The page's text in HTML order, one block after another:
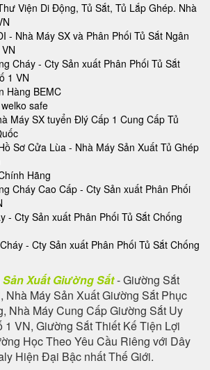
Viện Di Động, Tủ Sắt, Tủ Lắp Ghép. Nhà
- Nhà Máy SX và Phân Phối Tủ Sắt Ngân
Cháy - Cty Sản xuất Phân Phối Tủ Sắt
1 VN
Hàng BEMC
safe
Máy SX tuyển Đlý Cấp 1 Cung Cấp Tủ
Sơ Cửa Lùa - Nhà Máy Sản Xuất Tủ Ghép
Hãng
Cháy Cao Cấp - Cty Sản xuất Phân Phối
- Cty Sản xuất Phân Phối Tủ Sắt Chống
- Cty Sản xuất Phân Phối Tủ Sắt Chống
Xuất Giường Sắt- Giường Sắt
Nhà Máy Sản Xuất Giường Sắt Phục
Nhà Máy Cung Cấp Giường Sắt Uy
1 VN, Giường Sắt Thiết Kế Tiện Lợi
Học Theo Yêu Cầu Riêng với Dây
Hiện Đại Bậc nhất Thế Giới.